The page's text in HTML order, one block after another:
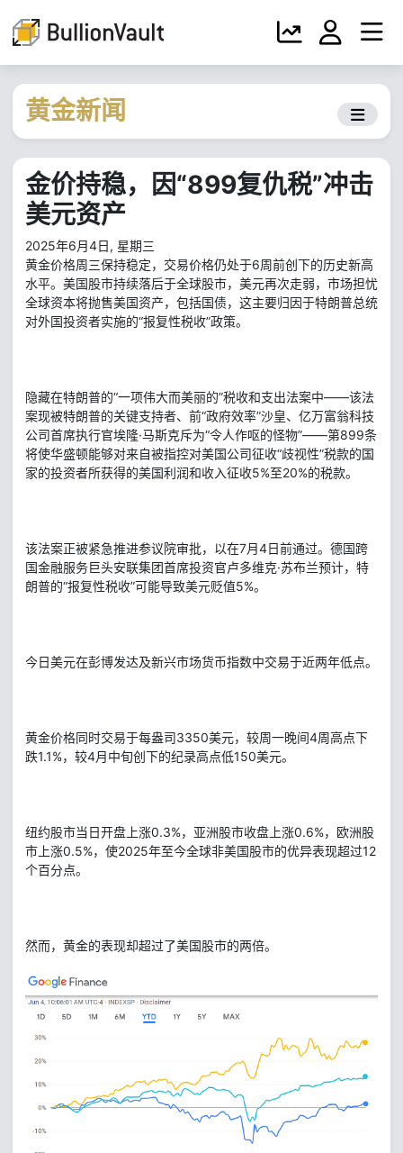
黄金新闻
金价持稳，因“899复仇税”冲击
美元资产
2025年6月4日, 星期三
黄金价格周三保持稳定，交易价格仍处于6周前创下的历史新高
水平。美国股市持续落后于全球股市，美元再次走弱，市场担忧
全球资本将抛售美国资产，包括国债，这主要归因于特朗普总统
对外国投资者实施的“报复性税收”政策。
隐藏在特朗普的“一项伟大而美丽的”税收和支出法案中——该法
案现被特朗普的关键支持者、前“政府效率”沙皇、亿万富翁科技
公司首席执行官埃隆·马斯克斥为“令人作呕的怪物”——第899条
将使华盛顿能够对来自被指控对美国公司征收“歧视性”税款的国
家的投资者所获得的美国利润和收入征收5%至20%的税款。
该法案正被紧急推进参议院审批，以在7月4日前通过。德国跨
国金融服务巨头安联集团首席投资官卢多维克·苏布兰预计，特
朗普的“报复性税收”可能导致美元贬值5%。
今日美元在彭博发达及新兴市场货币指数中交易于近两年低点。
黄金价格同时交易于每盎司3350美元，较周一晚间4周高点下
跌1.1%，较4月中旬创下的纪录高点低150美元。
纽约股市当日开盘上涨0.3%，亚洲股市收盘上涨0.6%，欧洲股
市上涨0.5%，使2025年至今全球非美国股市的优异表现超过12
个百分点。
然而，黄金的表现却超过了美国股市的两倍。